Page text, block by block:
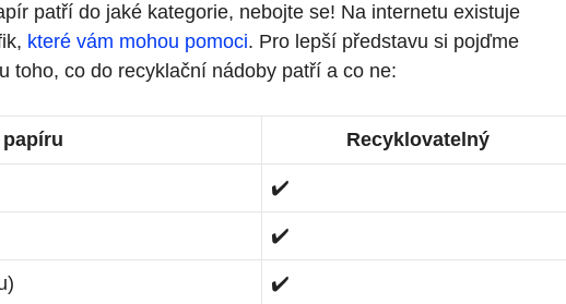
patří do jaké kategorie, nebojte se! Na internetu existuje
které vám mohou pomoci. Pro lepší představu si pojďme
toho, co do recyklační nádoby patří a co ne:
papíru Recyklovatelný
✔️
✔️
✔️